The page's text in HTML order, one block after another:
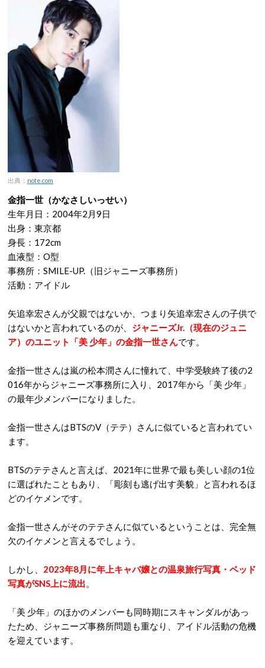
出典： note.com
金指一世（かなさしいっせい）
生年月日：2004年2月9日
出身：東京都
身長：172cm
血液型：O型
事務所：SMILE-UP.（旧ジャニーズ事務所）
活動：アイドル
矢追幸宏さんが父親ではないか、つまり矢追幸宏さんの子供で
はないかと言われているのが、 ジャニーズJr.（現在のジュニ
ア）のユニット「美 少年」の金指一世さんです。
金指一世さんは嵐の松本潤さんに憧れて、中学受験終了後の2
016年からジャニーズ事務所に入り、2017年から「美 少年」
の最年少メンバーになりました。
金指一世さんはBTSのV（テテ）さんに似ていると言われてい
ます。
BTSのテテさんと言えば、2021年に世界で最も美しい顔の1位
に選ばれたこともあり、「彫刻も逃げ出す美貌」と言われるほ
どのイケメンです。
金指一世さんがそのテテさんに似ているということは、完全無
欠のイケメンと言えるでしょう。
しかし、 2023年8月に年上キャバ嬢との温泉旅行写真・ベッド
写真がSNS上に流出。
「美 少年」のほかのメンバーも同時期にスキャンダルがあっ
たため、ジャニーズ事務所問題も重なり、アイドル活動の危機
を迎えています。